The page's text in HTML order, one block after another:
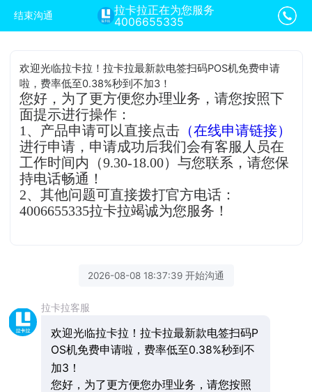
结束沟通
拉卡拉正在为您服务
4006655335
欢迎光临拉卡拉！拉卡拉最新款电签扫码POS机免费申请
啦，费率低至0.38%秒到不加3！
您好，为了更方便您办理业务，请您按照下
面提示进行操作：
1、产品申请可以直接点击 （在线申请链接）
进行申请，申请成功后我们会有客服人员在
工作时间内（9.30-18.00）与您联系，请您保
持电话畅通！
2、其他问题可直接拨打官方电话：
4006655335拉卡拉竭诚为您服务！
2026-08-08 18:37:39 开始沟通
拉卡拉客服
欢迎光临拉卡拉！拉卡拉最新款电签扫码P
OS机免费申请啦，费率低至0.38%秒到不
加3！
您好，为了更方便您办理业务，请您按照